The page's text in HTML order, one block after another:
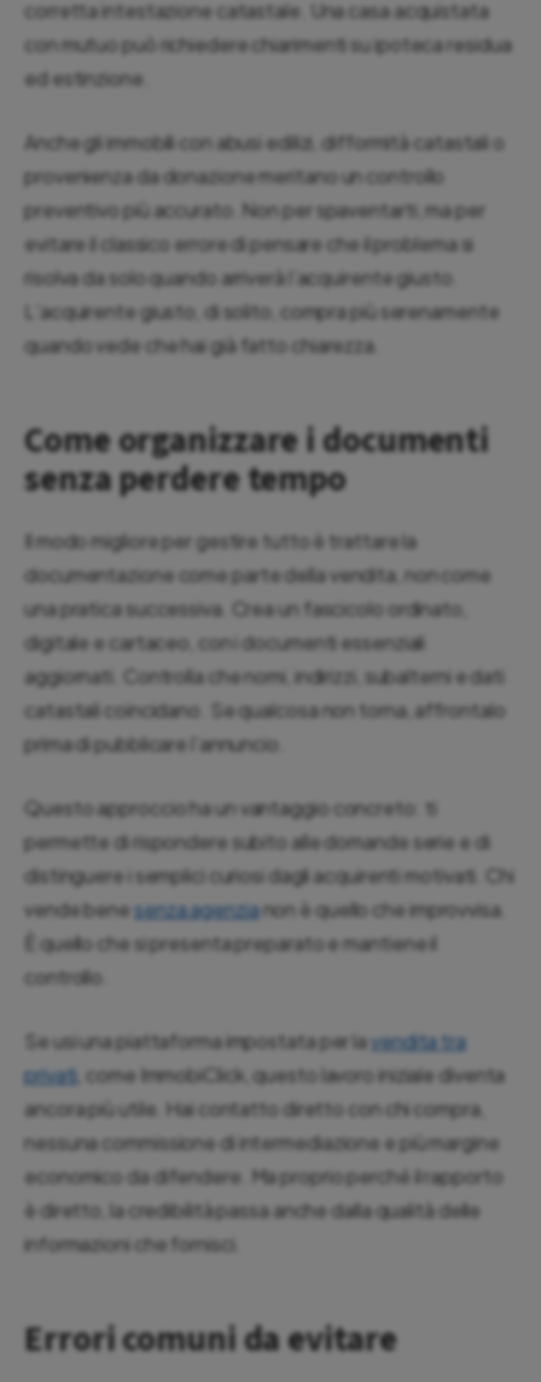
corretta intestazione catastale. Una casa acquistata
con mutuo può richiedere chiarimenti su ipoteca residua
ed estinzione.
Anche gli immobili con abusi edilizi, difformità catastali o
provenienza da donazione meritano un controllo
preventivo più accurato. Non per spaventarti, ma per
evitare il classico errore di pensare che il problema si
risolva da solo quando arriverà l’acquirente giusto.
L’acquirente giusto, di solito, compra più serenamente
quando vede che hai già fatto chiarezza.
Come organizzare i documenti
senza perdere tempo
Il modo migliore per gestire tutto è trattare la
documentazione come parte della vendita, non come
una pratica successiva. Crea un fascicolo ordinato,
digitale e cartaceo, con i documenti essenziali
aggiornati. Controlla che nomi, indirizzi, subalterni e dati
catastali coincidano. Se qualcosa non torna, affrontalo
prima di pubblicare l’annuncio.
Questo approccio ha un vantaggio concreto: ti
permette di rispondere subito alle domande serie e di
distinguere i semplici curiosi dagli acquirenti motivati. Chi
vende benesenza agenzianon è quello che improvvisa.
È quello che si presenta preparato e mantiene il
controllo.
Se usi una piattaforma impostata per lavendita tra
privati , come ImmobiClick, questo lavoro iniziale diventa
ancora più utile. Hai contatto diretto con chi compra,
nessuna commissione di intermediazione e più margine
economico da difendere. Ma proprio perché il rapporto
è diretto, la credibilità passa anche dalla qualità delle
informazioni che fornisci.
Errori comuni da evitare